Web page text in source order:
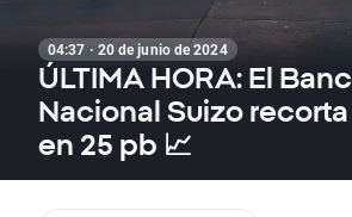
04:37 · 20 de junio de 2024
ÚLTIMA HORA: El
Nacional Suizo
en 25 pb 📈